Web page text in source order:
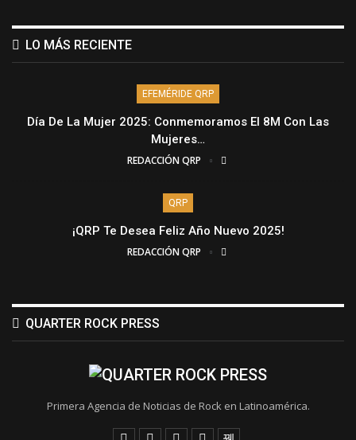
LO MÁS RECIENTE
EFEMÉRIDE QRP
Día De La Mujer 2025: Conmemoramos El 8M Con Las
Mujeres…
REDACCIÓN QRP
QRP
¡QRP Te Desea Feliz Año Nuevo 2025!
REDACCIÓN QRP
QUARTER ROCK PRESS
Primera Agencia de Noticias de Rock en Latinoamérica.